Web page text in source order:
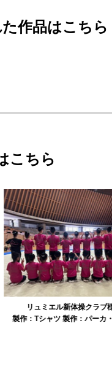
作品はこちら
こちら
ブ様の作品
ーカ・スウェット
製